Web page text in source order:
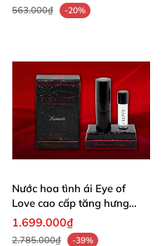
563.000₫ -20%
Nước hoa tình ái Eye of
Love cao cấp tăng hưng
phấn nam nữ
1.699.000₫
2.785.000₫ -39%